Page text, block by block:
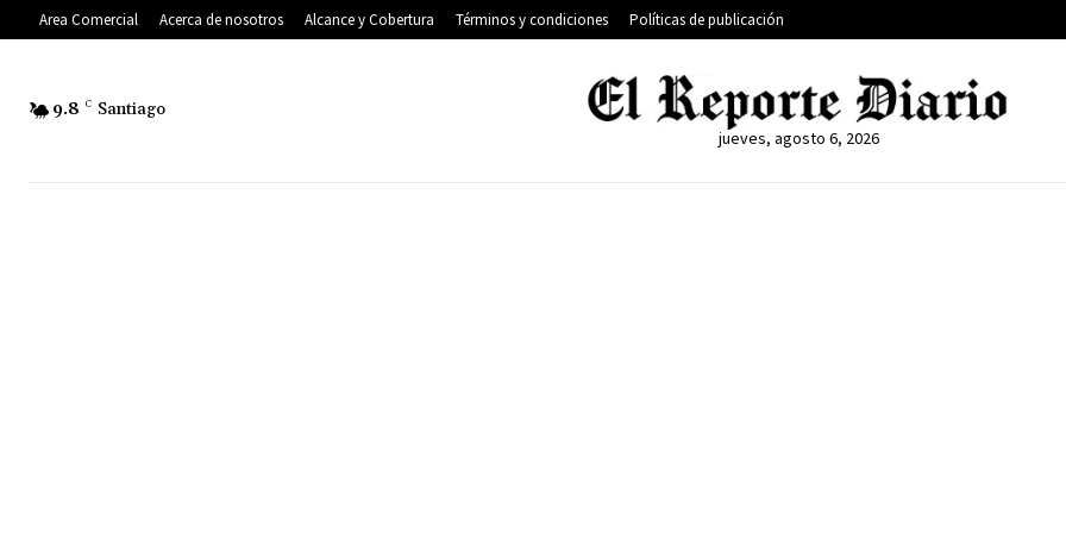
Area Comercial Acerca de nosotros Alcance y Cobertura Términos y condiciones Políticas de publicación
9.8 C Santiago
jueves, agosto 6, 2026